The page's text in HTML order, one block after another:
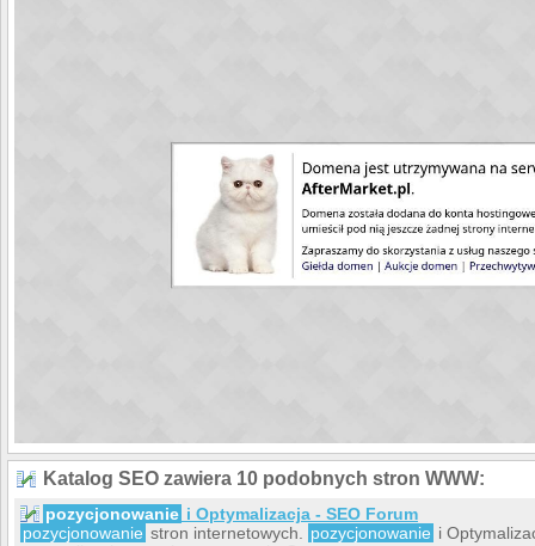
Katalog SEO zawiera 10 podobnych stron WWW:
pozycjonowanie i Optymalizacja - SEO Forum
pozycjonowanie stron internetowych. pozycjonowanie i